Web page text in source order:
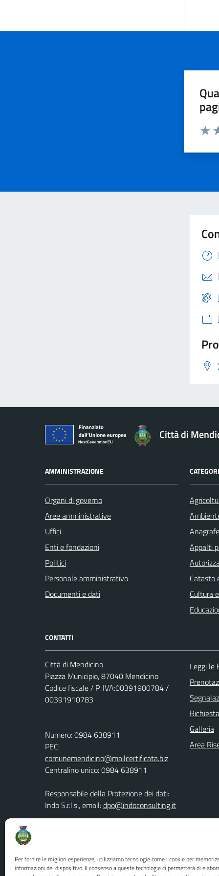
Per fornire le migliori esperienze, utilizziamo tecnologie come i cookie per
informazioni del dispositivo. Il consenso a queste tecnologie ci permetterà di
Città di
AMMINISTRAZIONE
Organi di governo
Aree amministrative
Uffici
Enti e fondazioni
Politici
Personale amministrativo
Documenti e dati
Appalti
Catasto
Cultura
CONTATTI
Città di Mendicino
Piazza Municipio, 87040 Mendicino
Codice fiscale / P. IVA:00391900784 /
00391910783
Numero: 0984 638911
PEC:
comunemendicino@mailcertificata.biz
Centralino unico: 0984 638911
Responsabile della Protezione dei dati:
Indo S.r.l.s., email:dpo@indoconsulting.it
Leggi le
Galleria
Area